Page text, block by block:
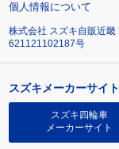
個人情報について
株式会社 スズキ自販近
621121102187号
スズキメーカーサイト
スズキ四輪車
メーカーサイト